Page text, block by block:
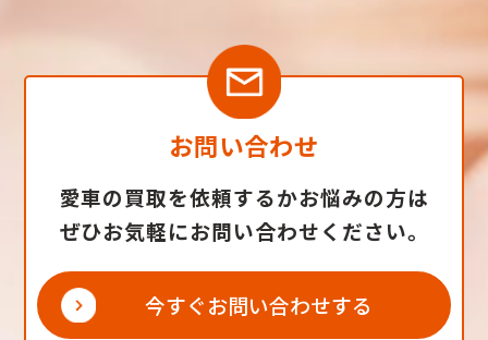
お問い合わせ
愛車の買取を依頼するかお悩みの方は
ぜひお気軽にお問い合わせください。
今すぐお問い合わせする